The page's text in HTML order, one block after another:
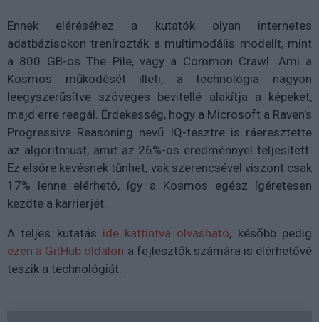
Ennek eléréséhez a kutatók olyan internetes
adatbázisokon trenírozták a multimodális modellt, mint
a 800 GB-os The Pile, vagy a Common Crawl. Ami a
Kosmos működését illeti, a technológia nagyon
leegyszerűsítve szöveges bevitellé alakítja a képeket,
majd erre reagál. Érdekesség, hogy a Microsoft a Raven's
Progressive Reasoning nevű IQ-tesztre is ráeresztette
az algoritmust, amit az 26%-os eredménnyel teljesített.
Ez elsőre kevésnek tűnhet, vak szerencsével viszont csak
17% lenne elérhető, így a Kosmos egész ígéretesen
kezdte a karrierjét.
A teljes kutatás ide kattintva olvasható, később pedig
ezen a GitHub oldalon a fejlesztők számára is elérhetővé
teszik a technológiát.